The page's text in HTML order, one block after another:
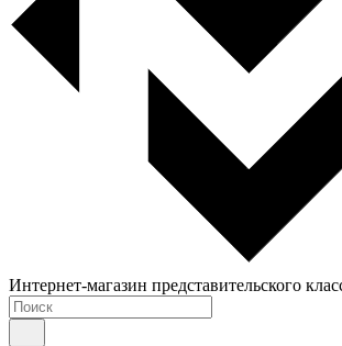
Интернет-магазин представительского